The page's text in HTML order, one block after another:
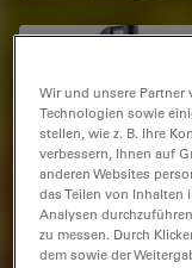
Der THUNDER
Fluoreszenz-
typischerweise in
Histologie-
Wir und unsere Partner
Technologien sowie
stellen, wie z. B. Ihre
verbessern, Ihnen auf
anderen Websites
das Teilen von Inhalten
Analysen
zu messen. Durch
dem sowie der